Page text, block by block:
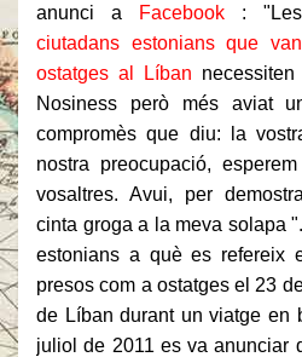
anunci a
Facebook :
ciutadans estonians que
ostatges al Líban
Nosiness però més aviat
compromès que diu: la
nostra preocupació,
vosaltres. Avui, per
cinta groga a la meva solapa ".
estonians a què es refereix
presos com a ostatges el 23
de Líban durant un viatge en
juliol de 2011 es va anunciar